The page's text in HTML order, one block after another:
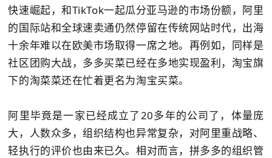
快速崛起，和TikTok一起瓜分亚马逊的市场份额，阿里
的国际站和全球速卖通仍然停留在传统网站时代，出海
十余年难以在欧美市场取得一席之地。再例如，同样是
社区团购大战，多多买菜已经在多地实现盈利，淘宝旗
下的淘菜菜还在忙着更名为淘宝买菜。
阿里毕竟是一家已经成立了20多年的公司了，体量庞
大，人数众多，组织结构也异常复杂，对阿里重战略、
轻执行的评价也由来已久。相对而言，拼多多的组织管